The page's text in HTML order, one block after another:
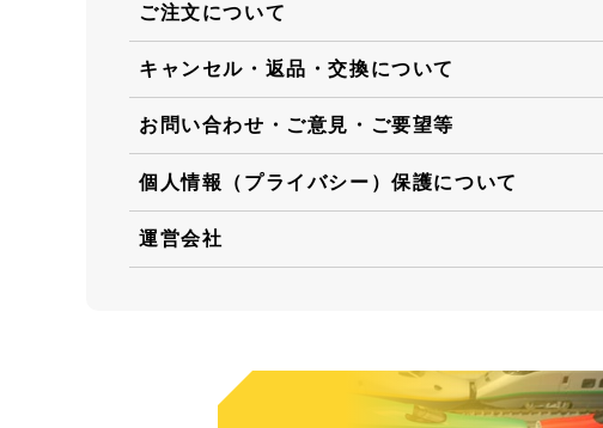
ご注文について
キャンセル・返品・交換について
お問い合わせ・ご意見・ご要望等
個人情報（プライバシー）保護について
運営会社